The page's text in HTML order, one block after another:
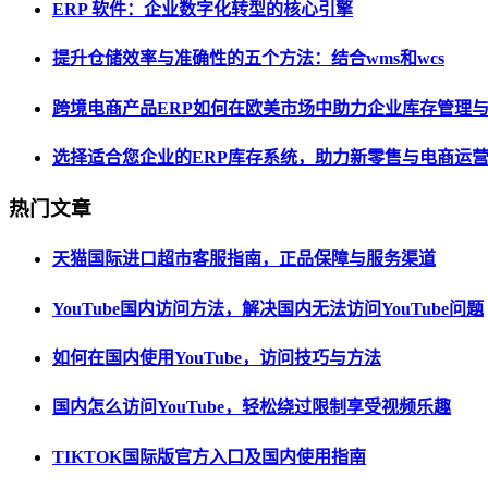
ERP 软件：企业数字化转型的核心引擎
提升仓储效率与准确性的五个方法：结合wms和wcs
跨境电商产品ERP如何在欧美市场中助力企业库存管理
选择适合您企业的ERP库存系统，助力新零售与电商运营
热门文章
天猫国际进口超市客服指南，正品保障与服务渠道
YouTube国内访问方法，解决国内无法访问YouTube问题
如何在国内使用YouTube，访问技巧与方法
国内怎么访问YouTube，轻松绕过限制享受视频乐趣
TIKTOK国际版官方入口及国内使用指南